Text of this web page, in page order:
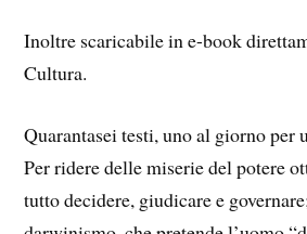
Inoltre scaricabile in e-book
Cultura.
Quarantasei testi, uno al giorno per
Per ridere delle miserie del potere
tutto decidere, giudicare e